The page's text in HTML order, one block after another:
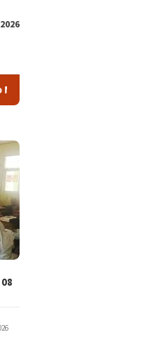
Bunga 1,76 Persen